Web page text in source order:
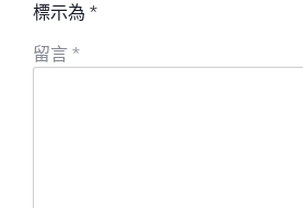
標示為 *
留言 *